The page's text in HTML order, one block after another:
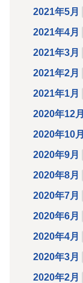
2021年5月
2021年4月
2021年3月
2021年2月
2021年1月
2020年12月
2020年10月
2020年9月
2020年8月
2020年7月
2020年6月
2020年4月
2020年3月
2020年2月